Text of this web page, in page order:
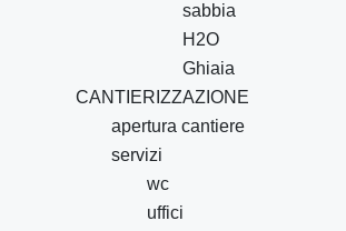
sabbia
H2O
Ghiaia
CANTIERIZZAZIONE
apertura cantiere
servizi
wc
uffici